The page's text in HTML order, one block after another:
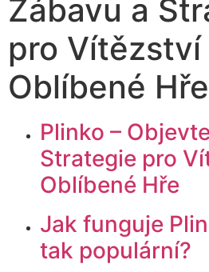
Zábavu a
pro Vítězství
Oblíbené Hře
Plinko –
Strategie pro
Oblíbené Hře
Jak funguje
tak populární?